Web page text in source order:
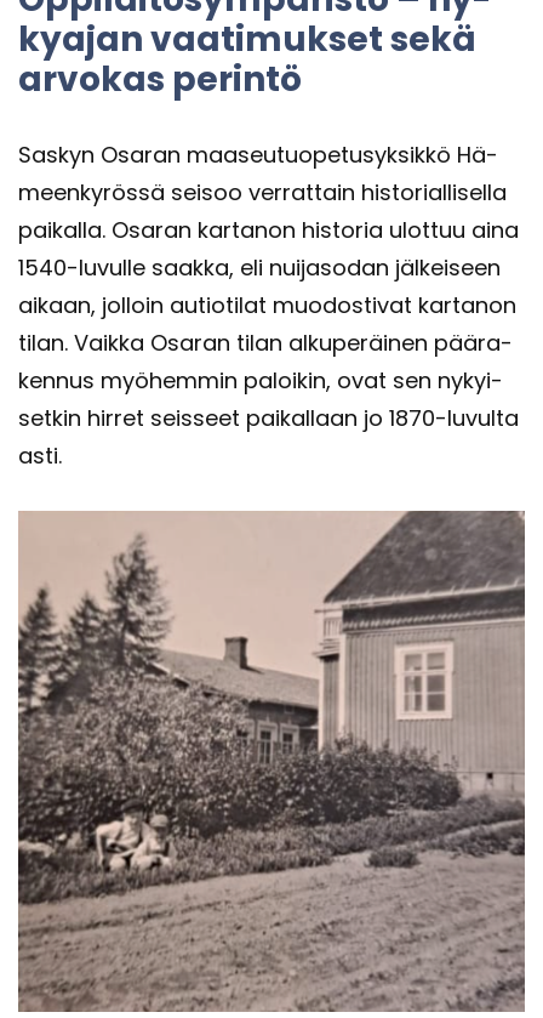
ky­ajan vaa­ti­muk­set sekä
ar­vo­kas pe­rin­tö
Sas­kyn Osa­ran maa­seu­tuo­pe­tusyk­sik­kö Hä­
meen­ky­rös­sä sei­soo ver­rat­tain his­to­rial­li­sel­la
pai­kal­la. Osa­ran kar­ta­non his­to­ria ulot­tuu aina
1540-​luvulle saak­ka, eli nui­ja­so­dan jäl­kei­seen
ai­kaan, jol­loin au­tio­ti­lat muo­dos­ti­vat kar­ta­non
tilan. Vaik­ka Osa­ran tilan al­ku­pe­räi­nen pää­ra­
ken­nus myö­hem­min pa­loi­kin, ovat sen ny­kyi­
set­kin hir­ret seis­seet pai­kal­laan jo 1870-​luvulta
asti.